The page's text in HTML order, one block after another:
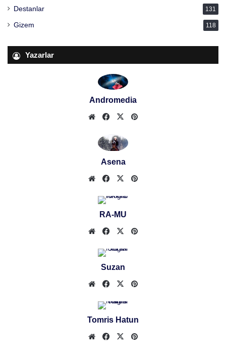
Destanlar 131
Gizem 118
Yazarlar
Andromedia
Web
Facebook
X
Asena
Web
Facebook
X
RA-MU
Web
Facebook
X
Suzan
Web
Facebook
X
Tomris Hatun
Web
Facebook
X